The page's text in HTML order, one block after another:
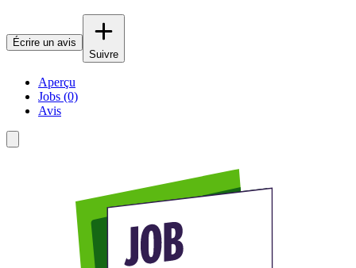
Écrire un avis
Suivre
Aperçu
Jobs (0)
Avis